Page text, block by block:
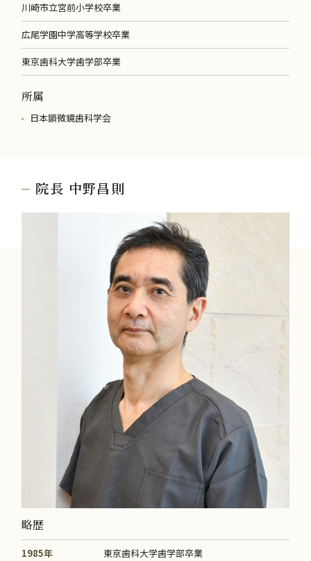
川崎市立宮前小学校卒業
広尾学園中学高等学校卒業
東京歯科大学歯学部卒業
所属
日本顕微鏡歯科学会
院長 中野昌則
略歴
1985年 東京歯科大学歯学部卒業